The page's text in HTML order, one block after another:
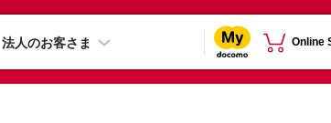
法人のお客さま Online